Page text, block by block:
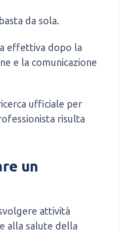
da sola.
effettiva dopo la
e la comunicazione
ufficiale per
risulta
un
attività
alla salute della